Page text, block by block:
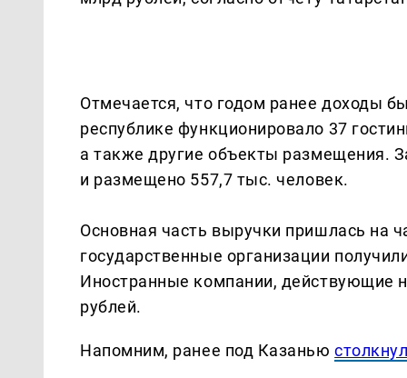
Отмечается, что годом ранее доходы
республике функционировало 37
а также другие объекты размещения.
и размещено 557,7 тыс. человек.
Основная часть выручки пришлась на
государственные организации
Иностранные компании, действующие
рублей.
Напомним, ранее под Казанью